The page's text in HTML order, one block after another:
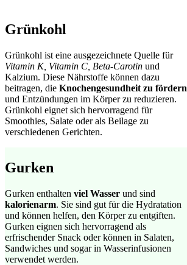
Grünkohl
Grünkohl ist eine ausgezeichnete Quelle für
Vitamin K, Vitamin C, Beta-Carotin und
Kalzium. Diese Nährstoffe können dazu
beitragen, die Knochengesundheit zu fördern
und Entzündungen im Körper zu reduzieren.
Grünkohl eignet sich hervorragend für
Smoothies, Salate oder als Beilage zu
verschiedenen Gerichten.
Gurken
Gurken enthalten viel Wasser und sind
kalorienarm. Sie sind gut für die Hydratation
und können helfen, den Körper zu entgiften.
Gurken eignen sich hervorragend als
erfrischender Snack oder können in Salaten,
Sandwiches und sogar in Wasserinfusionen
verwendet werden.